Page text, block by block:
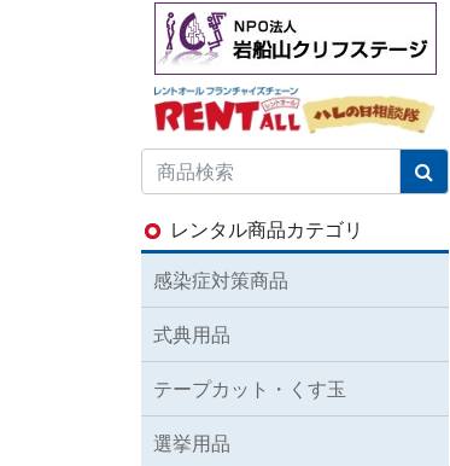
レンタル商品カテゴリ
感染症対策商品
式典用品
テープカット・くす玉
選挙用品